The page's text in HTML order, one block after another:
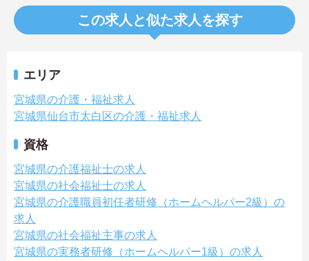
この求人と似た求人を探す
エリア
宮城県の介護・福祉求人
宮城県仙台市太白区の介護・福祉求人
資格
宮城県の介護福祉士の求人
宮城県の社会福祉士の求人
宮城県の介護職員初任者研修（ホームヘルパー2級）の
求人
宮城県の社会福祉主事の求人
宮城県の実務者研修（ホームヘルパー1級）の求人